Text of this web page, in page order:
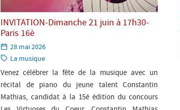
INVITATION-Dimanche 21 juin à 17h30-
Paris 16è
Paru
le:
28 mai 2026
Catégorie:
La musique
Venez célébrer la fête de la musique avec un
récital de piano du jeune talent Constantin
Mathias, candidat à la 15é édition du concours